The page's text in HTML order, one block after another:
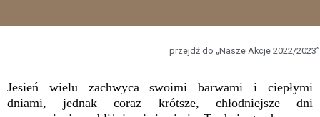
przejdź do „Nasze Akcje 2022/2023”
Jesień wielu zachwyca swoimi barwami i ciepłymi
dniami, jednak coraz krótsze, chłodniejsze dni